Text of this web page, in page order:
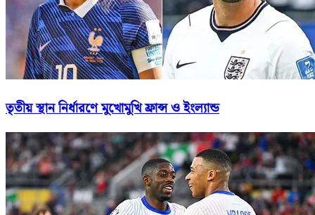
তৃতীয় স্থান নির্ধারণে মুখোমুখি ফ্রান্স ও ইংল্যান্ড